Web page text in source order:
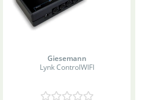
Giesemann
Lynk ControlWIFI